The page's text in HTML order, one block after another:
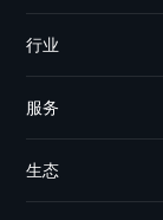
行业
服务
生态